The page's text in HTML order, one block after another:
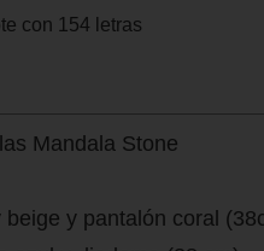
con 154 letras
Mandala Stone
y pantalón coral